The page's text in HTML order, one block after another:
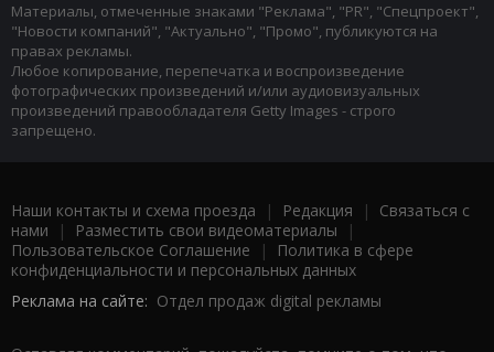
Материалы, отмеченные знаками "Реклама", "PR", "Спецпроект",
"Новости компаний", "Актуально", "Промо", публикуются на
правах рекламы.
Любое копирование, перепечатка и воспроизведение
фотографических произведений и/или аудиовизуальных
произведений правообладателя Getty Images - строго
запрещено.
Наши контакты и схема проезда | Редакция | Связаться с
нами | Разместить свои видеоматериалы |
Пользовательское Соглашение |
Политика в сфере
конфиденциальности и персональных данных
Реклама на сайте: Отдел продаж digital рекламы